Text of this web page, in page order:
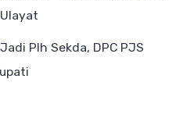
Plh Sekda, DPC PJS